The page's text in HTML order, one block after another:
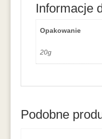
Informacje
Opakowanie
20g
Podobne